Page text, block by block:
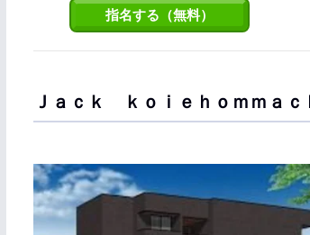
指名する（無料）
Ｊａｃｋ ｋｏｉｅｈｏｍｍａ